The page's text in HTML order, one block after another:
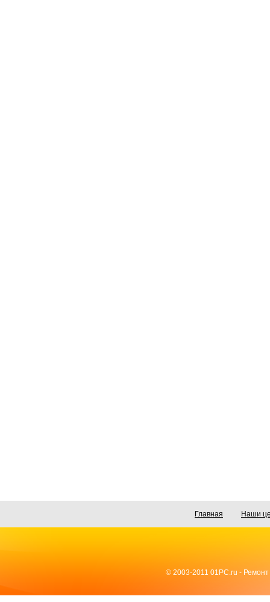
Главная Наши
© 2003-2011 01PC.ru - Ремонт